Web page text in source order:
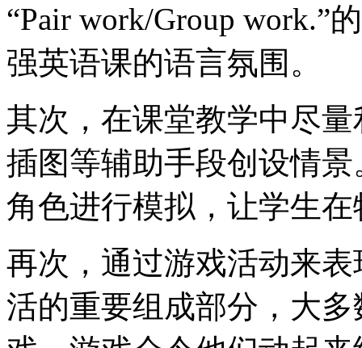
“Pair work/Group work.”
强英语课的语言氛围。
其次，在课堂教学中尽
插图等辅助手段创设情
角色进行模拟，让学生
再次，通过游戏活动来
活的重要组成部分，大